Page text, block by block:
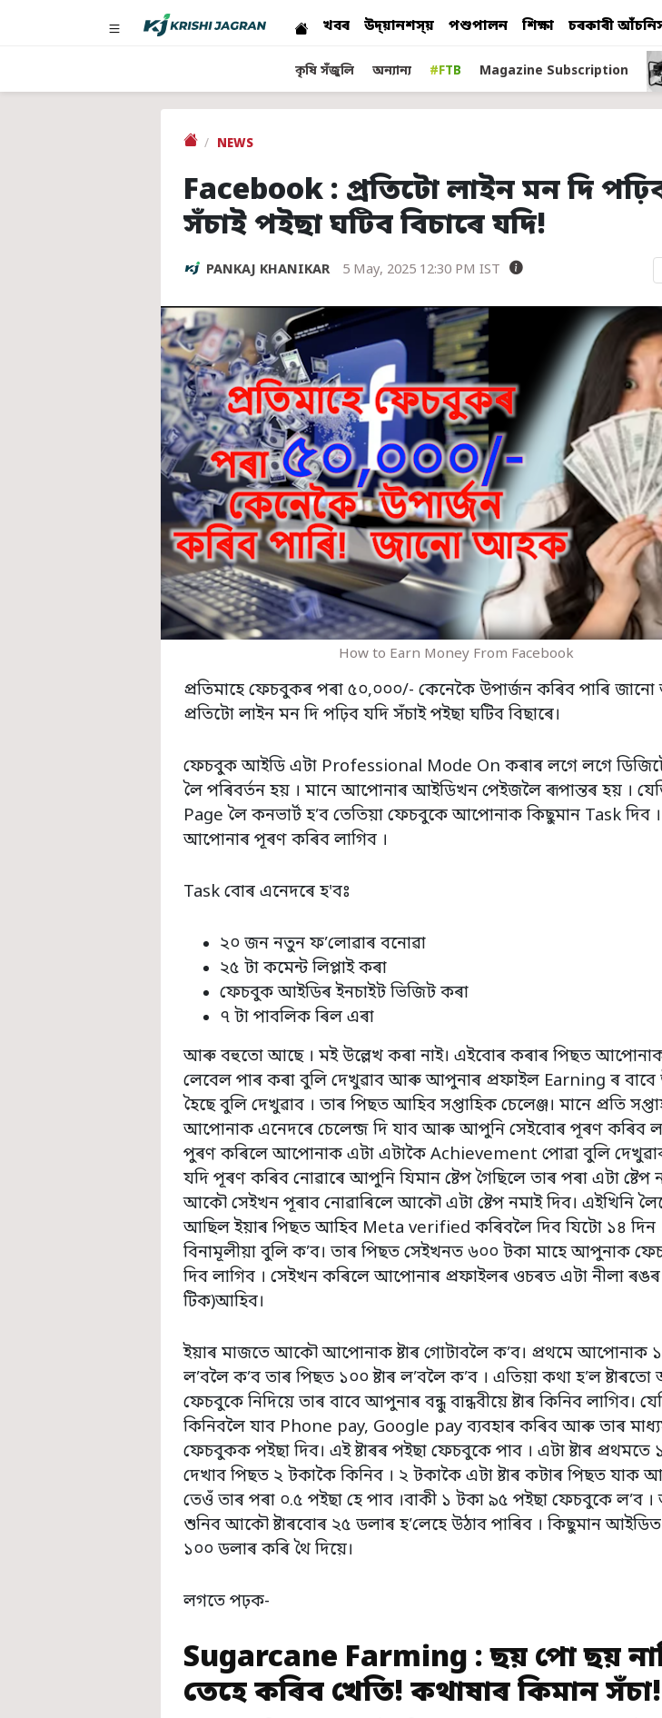
খবৰ উদ্য়ানশস্য় পশুপালন শিক্ষা চৰকাৰী
কৃষি সঁজুলি অন্যান্য #FTB Magazine Subscription
NEWS
Facebook : প্ৰতিটো লাইন মন দি
সঁচাই পইছা ঘটিব বিচাৰে যদি!
PANKAJ KHANIKAR 5 May, 2025 12:30 PM IST
How to Earn Money From Facebook
প্ৰতিমাহে ফেচবুকৰ পৰা ৫০,০০০/- কেনেকৈ উপাৰ্জন কৰিব পাৰি
প্ৰতিটো লাইন মন দি পঢ়িব যদি সঁচাই পইছা ঘটিব বিছাৰে।
ফেচবুক আইডি এটা Professional Mode On কৰাৰ লগে লগে
লৈ পৰিবৰ্তন হয় । মানে আপোনাৰ আইডিখন পেইজলৈ ৰূপান্তৰ হয় ।
Page লৈ কনভাৰ্ট হ’ব তেতিয়া ফেচবুকে আপোনাক কিছুমান Task দিব
আপোনাৰ পূৰণ কৰিব লাগিব ।
Task বোৰ এনেদৰে হ'বঃ
২০ জন নতুন ফ’লোৱাৰ বনোৱা
২৫ টা কমেন্ট লিপ্লাই কৰা
ফেচবুক আইডিৰ ইনচাইট ভিজিট কৰা
৭ টা পাবলিক ৰিল এৰা
আৰু বহুতো আছে । মই উল্লেখ কৰা নাই। এইবোৰ কৰাৰ পিছত
লেবেল পাৰ কৰা বুলি দেখুৱাব আৰু আপুনাৰ প্ৰফাইল Earning ৰ
হৈছে বুলি দেখুৱাব । তাৰ পিছত আহিব সপ্তাহিক চেলেঞ্জ। মানে প্ৰতি
আপোনাক এনেদৰে চেলেন্জ দি যাব আৰু আপুনি সেইবোৰ পূৰণ কৰিব
পুৰণ কৰিলে আপোনাক এটা এটাকৈ Achievement পোৱা বুলি
যদি পূৰণ কৰিব নোৱাৰে আপুনি যিমান ষ্টেপ গৈছিলে তাৰ পৰা এটা ষ্টেপ
আকৌ সেইখন পূৰাব নোৱাৰিলে আকৌ এটা ষ্টেপ নমাই দিব। এইখিনি
আছিল ইয়াৰ পিছত আহিব Meta verified কৰিবলৈ দিব যিটো ১৪ দিন
বিনামূলীয়া বুলি ক’ব। তাৰ পিছত সেইখনত ৬০০ টকা মাহে আপুনাক
দিব লাগিব । সেইখন কৰিলে আপোনাৰ প্ৰফাইলৰ ওচৰত এটা নীলা ৰঙৰ
টিক)আহিব।
ইয়াৰ মাজতে আকৌ আপোনাক ষ্টাৰ গোটাবলৈ ক’ব। প্ৰথমে আপোনাক ১
ল’বলৈ ক’ব তাৰ পিছত ১০০ ষ্টাৰ ল’বলৈ ক’ব । এতিয়া কথা হ’ল
ফেচবুকে নিদিয়ে তাৰ বাবে আপুনাৰ বন্ধু বান্ধবীয়ে ষ্টাৰ কিনিব লাগিব।
কিনিবলৈ যাব Phone pay, Google pay ব্যবহাৰ কৰিব আৰু তাৰ
ফেচবুকক পইছা দিব। এই ষ্টাৰৰ পইছা ফেচবুকে পাব । এটা ষ্টাৰ প্ৰথমতে
দেখাব পিছত ২ টকাকৈ কিনিব । ২ টকাকৈ এটা ষ্টাৰ কটাৰ পিছত যাক
তেওঁ তাৰ পৰা ০.৫ পইছা হে পাব ।বাকী ১ টকা ৯৫ পইছা ফেচবুকে ল’ব
শুনিব আকৌ ষ্টাৰবোৰ ২৫ ডলাৰ হ’লেহে উঠাব পাৰিব । কিছুমান
১০০ ডলাৰ কৰি থৈ দিয়ে।
লগতে পঢ়ক-
Sugarcane Farming : ছয় পো ছয়
তেহে কৰিব খেতি! কথাষাৰ কিমান সঁচা!